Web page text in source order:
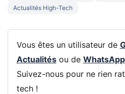
Actualités High-Tech
Vous êtes un utilisateur de
Actualitésou de WhatsApp
Suivez-nous pour ne rien
tech !